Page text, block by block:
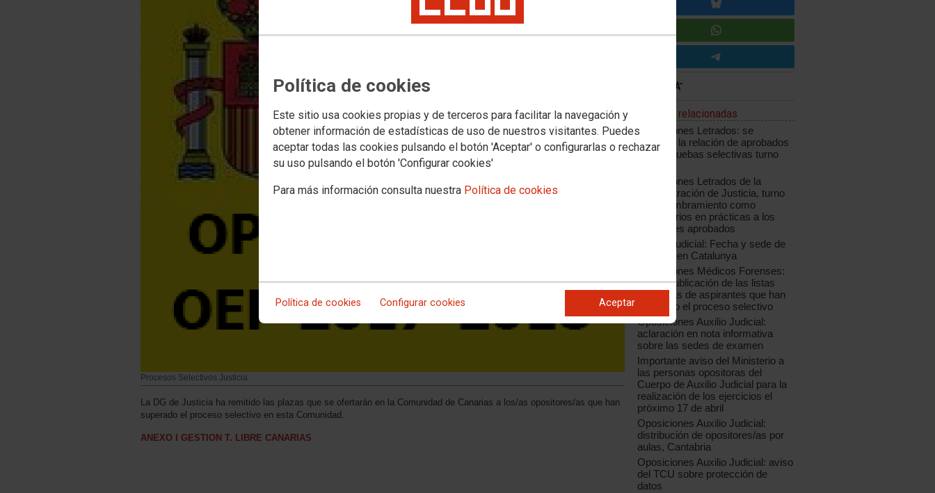
Política de cookies
Este sitio usa cookies propias y de terceros para facilitar la navegación y
obtener información de estadísticas de uso de nuestros visitantes. Puedes
aceptar todas las cookies pulsando el botón 'Aceptar' o configurarlas o rechazar
su uso pulsando el botón 'Configurar cookies'
Para más información consulta nuestra Política de cookies
Política de cookies Configurar cookies Aceptar
Procesos Selectivos Justicia
La DG de Justicia ha remitido las plazas que se ofertarán en la Comunidad de Canarias a los/as opositores/as que han
superado el proceso selectivo en esta Comunidad.
ANEXO I GESTION T. LIBRE CANARIAS
Noticias relacionadas
Oposiciones Letrados: se
modifica la relación de aprobados
de las pruebas selectivas turno
Oposiciones Letrados de la
Administración de Justicia, turno
libre: nombramiento como
funcionarios en prácticas a los
opositores aprobados
Auxilio Judicial: Fecha y sede de
examen en Catalunya
Oposiciones Médicos Forenses:
nueva publicación de las listas
definitivas de aspirantes que han
superado el proceso selectivo
Oposiciones Auxilio Judicial:
aclaración en nota informativa
sobre las sedes de examen
Importante aviso del Ministerio a
las personas opositoras del
Cuerpo de Auxilio Judicial para la
realización de los ejercicios el
próximo 17 de abril
Oposiciones Auxilio Judicial:
distribución de opositores/as por
aulas, Cantabria
Oposiciones Auxilio Judicial: aviso
del TCU sobre protección de
datos